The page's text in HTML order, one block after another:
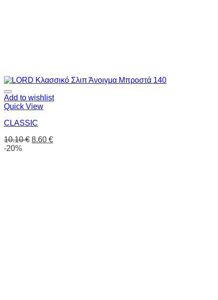
Add to wishlist
Quick View
CLASSIC
10.10€ 8.60 €
-20%